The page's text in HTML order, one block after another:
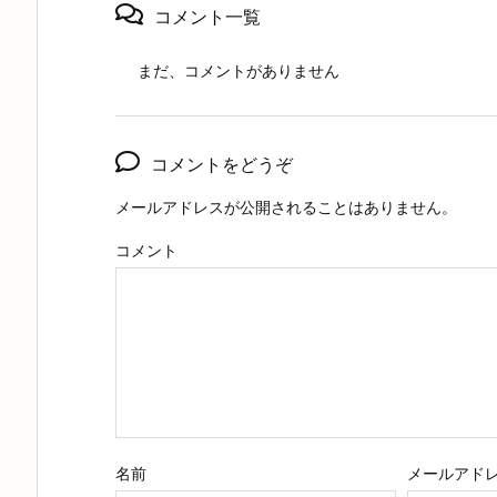
コメント一覧
まだ、コメントがありません
コメントをどうぞ
メールアドレスが公開されることはありません。
コメント
名前 メールアド